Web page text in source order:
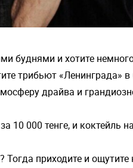
буднями и хотите
трибьют «Ленинграда»
драйва и
10 000 тенге, и коктейль
Тогда приходите и